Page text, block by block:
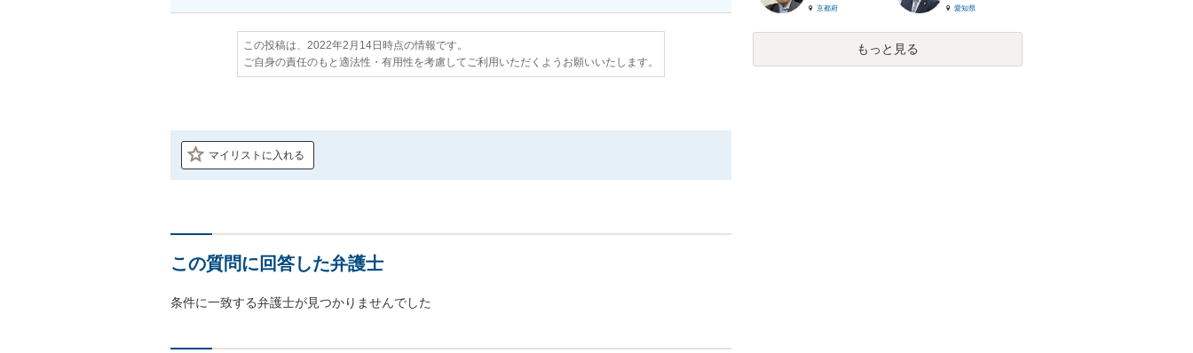
この投稿は、2022年2月14日時点の情報です。
ご自身の責任のもと適法性・有用性を考慮してご利用いただくようお願いいたします。
マイリストに入れる
この質問に回答した弁護士
条件に一致する弁護士が見つかりませんでした
京都府
愛知県
もっと見る